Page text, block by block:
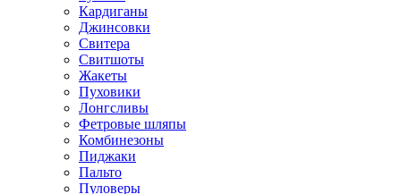
Кардиганы
Джинсовки
Свитера
Свитшоты
Жакеты
Пуховики
Лонгсливы
Фетровые шляпы
Комбинезоны
Пиджаки
Пальто
Пуловеры